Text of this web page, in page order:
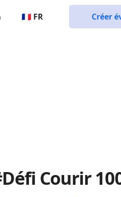
🇫🇷 FR Créer
Courir